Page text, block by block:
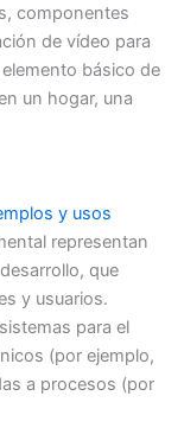
componentes
de vídeo para
básico de
un hogar, una
y usos
representan
que
y usuarios.
para el
(por ejemplo,
a procesos (por